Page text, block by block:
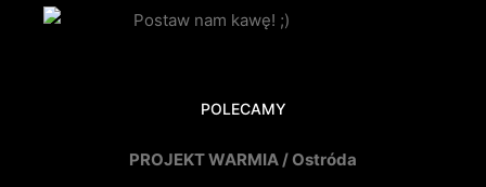
POLECAMY
PROJEKT WARMIA / Ostróda